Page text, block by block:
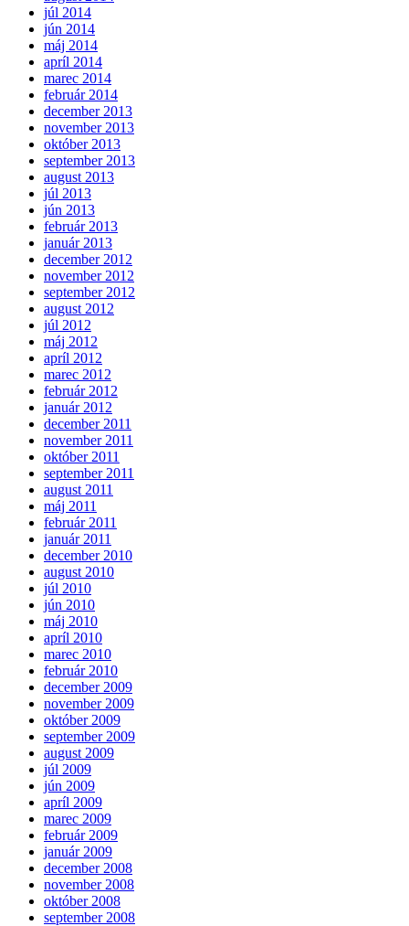
júl 2014
jún 2014
máj 2014
apríl 2014
marec 2014
február 2014
december 2013
november 2013
október 2013
september 2013
august 2013
júl 2013
jún 2013
február 2013
január 2013
december 2012
november 2012
september 2012
august 2012
júl 2012
máj 2012
apríl 2012
marec 2012
február 2012
január 2012
december 2011
november 2011
október 2011
september 2011
august 2011
máj 2011
február 2011
január 2011
december 2010
august 2010
júl 2010
jún 2010
máj 2010
apríl 2010
marec 2010
február 2010
december 2009
november 2009
október 2009
september 2009
august 2009
júl 2009
jún 2009
apríl 2009
marec 2009
február 2009
január 2009
december 2008
november 2008
október 2008
september 2008